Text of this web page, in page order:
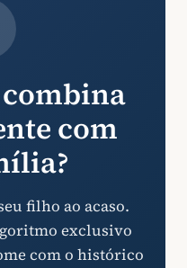
com
filho ao acaso.
exclusivo
com o histórico